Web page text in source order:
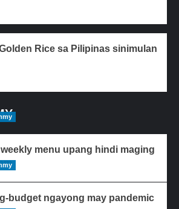
Rice sa Pilipinas sinimulan
menu upang hindi maging
budget ngayong may pandemic